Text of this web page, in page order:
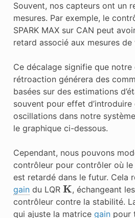
Souvent, nos capteurs ont un
mesures. Par exemple, le
SPARK MAX sur CAN peut
retard associé aux mesures de
Ce décalage signifie que
rétroaction générera des
basées sur des estimations
souvent pour effet d’introduire
oscillations dans notre
le graphique ci-dessous.
Cependant, nous pouvons
contrôleur pour contrôler où le
est retardé dans le futur. Cela
gaindu LQR K , échangeant
contrôleur contre la stabilité.
qui ajuste la matrice gainpour